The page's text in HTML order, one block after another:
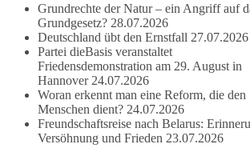
377 168 37 Auf Facebook ansehen
DieBasis
2 Tage(n) zuvor
Wusstest du, dass ein guter Antrag nicht besser
oder schlechter wird, nur weil er von einer
bestimmten Partei kommt?
Grundrechte der Natur – ein Angriff auf
Grundgesetz? 28.07.2026
Deutschland übt den Ernstfall 27.07.2026
Partei dieBasis veranstaltet
Friedensdemonstration am 29. August in
Hannover 24.07.2026
Woran erkennt man eine Reform, die den
Menschen dient? 24.07.2026
Freundschaftsreise nach Belarus:
Versöhnung und Frieden 23.07.2026